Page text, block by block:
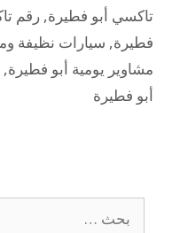
تاكسي أبو فطيرة, رقم
فطيرة, سيارات نظيفة
مشاوير يومية أبو فطيرة,
أبو فطيرة